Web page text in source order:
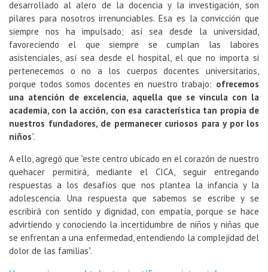
desarrollado al alero de la docencia y la investigación, son
pilares para nosotros irrenunciables. Esa es la convicción que
siempre nos ha impulsado; así sea desde la universidad,
favoreciendo el que siempre se cumplan las labores
asistenciales, así sea desde el hospital, el que no importa si
pertenecemos o no a los cuerpos docentes universitarios,
porque todos somos docentes en nuestro trabajo: ofrecemos
una atención de excelencia, aquella que se vincula con la
academia, con la acción, con esa característica tan propia de
nuestros fundadores, de permanecer curiosos para y por los
niños”.
A ello, agregó que “este centro ubicado en el corazón de nuestro
quehacer permitirá, mediante el CICA, seguir entregando
respuestas a los desafíos que nos plantea la infancia y la
adolescencia. Una respuesta que sabemos se escribe y se
escribirá con sentido y dignidad, con empatía, porque se hace
advirtiendo y conociendo la incertidumbre de niños y niñas que
se enfrentan a una enfermedad, entendiendo la complejidad del
dolor de las familias”.